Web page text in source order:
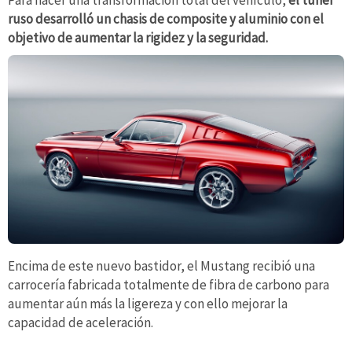
ruso desarrolló un chasis de composite y aluminio con el
objetivo de aumentar la rigidez y la seguridad.
Encima de este nuevo bastidor, el Mustang recibió una
carrocería fabricada totalmente de fibra de carbono para
aumentar aún más la ligereza y con ello mejorar la
capacidad de aceleración.